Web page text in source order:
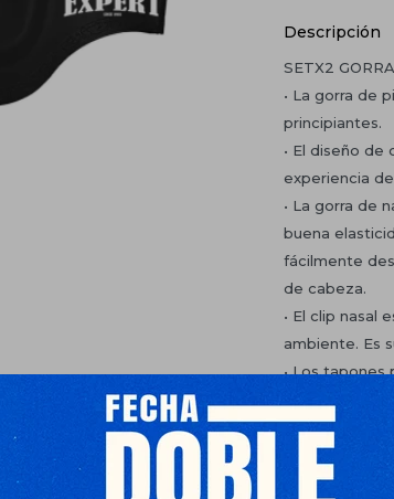
Descripción
SETX2
• La gorra de
principiantes.
• El diseño de
experiencia
• La gorra de
buena
fácilmente
de cabeza.
• El clip nasal
ambiente. Es
• Los tapones
espiral de
rendimiento a
Planes de